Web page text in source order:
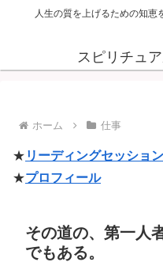
人生の質を上げるための知恵
スピリチュ
ホーム 仕事
★ リーディングセッショ
★プロフィール
その道の、第一人
でもある。